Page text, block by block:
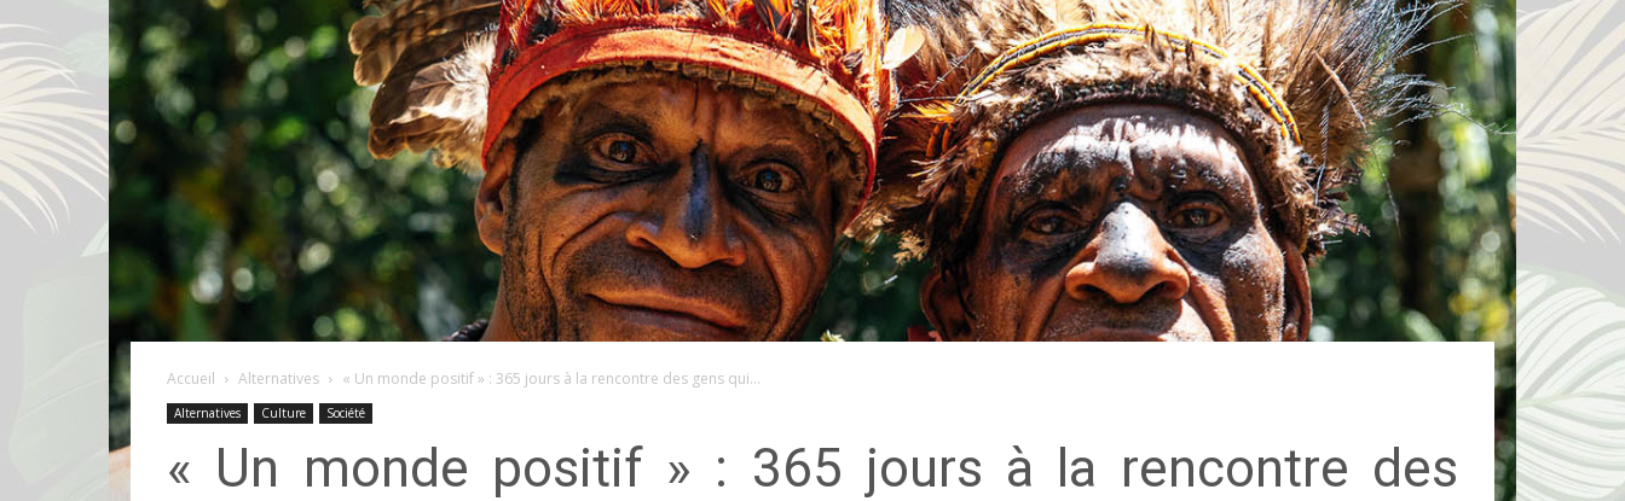
Accueil Alternatives « Un monde positif » : 365 jours à la rencontre des gens qui...
Alternatives Culture Société
« Un monde positif » : 365 jours à la rencontre des